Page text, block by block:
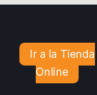
Ir a la Tienda
Online